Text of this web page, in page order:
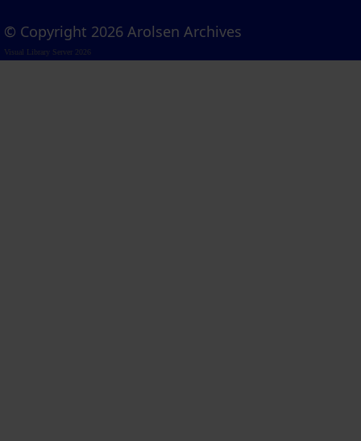
© Copyright 2026 Arolsen Archives
Visual Library Server 2026